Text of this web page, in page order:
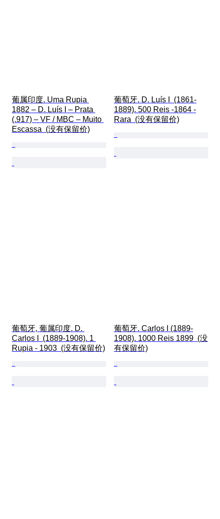
葡属印度. Uma Rupia
1882 – D. Luís I – Prata
(.917) – VF / MBC – Muito
Escassa  (没有保留价)
葡萄牙. D. Luís I  (1861-
1889). 500 Reis -1864 -
Rara  (没有保留价)
葡萄牙, 葡属印度. D.
Carlos I  (1889-1908). 1
Rupia - 1903  (没有保留价)
葡萄牙. Carlos I (1889-
1908). 1000 Reis 1899  (没
有保留价)